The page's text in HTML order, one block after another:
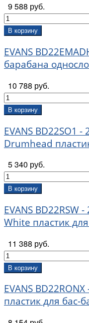
9 588 руб.
В корзину
EVANS
барабана
10 788 руб.
В корзину
EVANS BD22SO1 -
Drumhead
5 340 руб.
В корзину
EVANS BD22RSW
White пластик
11 388 руб.
В корзину
EVANS
пластик для бас-